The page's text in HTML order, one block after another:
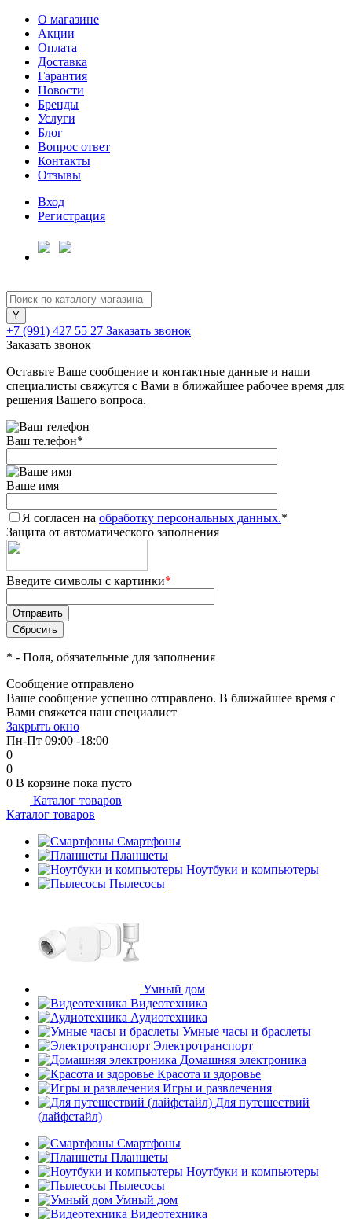
О магазине
Акции
Оплата
Доставка
Гарантия
Новости
Бренды
Услуги
Блог
Вопрос ответ
Контакты
Отзывы
Вход
Регистрация
+7 (991) 427 55 27 Заказать звонок
Заказать звонок
Оставьте Ваше сообщение и контактные данные и наши
специалисты свяжутся с Вами в ближайшее рабочее время для
решения Вашего вопроса.
Ваш телефон*
Ваше имя
Я согласен на обработку персональных данных.*
Защита от автоматического заполнения
Введите символы с картинки*
* - Поля, обязательные для заполнения
Сообщение отправлено
Ваше сообщение успешно отправлено. В ближайшее время с
Вами свяжется наш специалист
Закрыть окно
Пн-Пт 09:00 -18:00
0
0
0 В корзине пока пусто
Каталог товаров
Каталог товаров
Смартфоны
Планшеты
Ноутбуки и компьютеры
Пылесосы
Умный дом
Видеотехника
Аудиотехника
Умные часы и браслеты
Электротранспорт
Домашняя электроника
Красота и здоровье
Игры и развлечения
Для путешествий
(лайфстайл)
Смартфоны
Планшеты
Ноутбуки и компьютеры
Пылесосы
Умный дом
Видеотехника